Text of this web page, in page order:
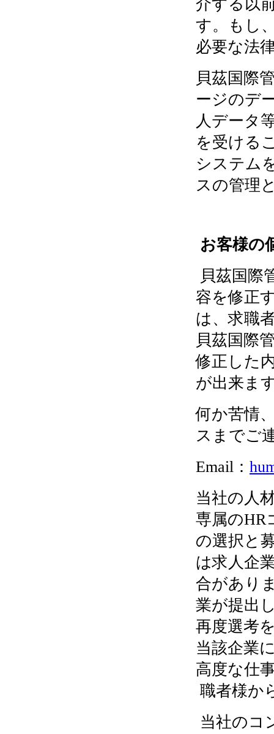
介する以
す。もし
必要な法
貝茲国際
ージのデ
人データ
を受ける
システム
スの管理
お客様の
貝茲国際
容を修正
は、求職
貝茲国際
修正した
が出来ま
何か苦情
スまでご
Email：
当社の人
専属のHR
の選択と
は求人企
合があり
業が提出
再度選考
当該企業
高度な仕
職者様か
当社のコ